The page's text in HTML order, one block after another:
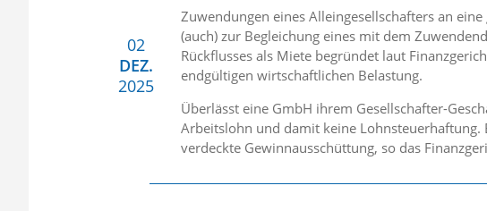
02
DEZ.
2025
Zuwendungen eines Alleingesellschafters an
(auch) zur Begleichung eines mit dem
Rückflusses als Miete begründet laut
endgültigen wirtschaftlichen Belastung.
Überlässt eine GmbH ihrem Gesellschafter-
Arbeitslohn und damit keine
verdeckte Gewinnausschüttung, so das